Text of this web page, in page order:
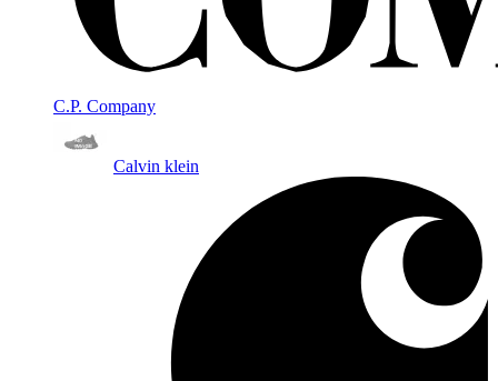
C.P. Company
Calvin klein